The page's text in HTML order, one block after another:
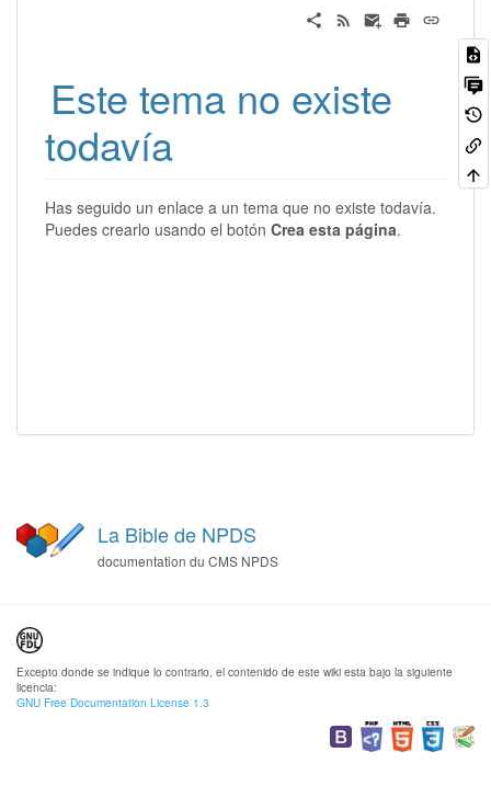
Este tema no existe
todavía
Has seguido un enlace a un tema que no existe todavía.
Puedes crearlo usando el botón Crea esta página.
La Bible de NPDS
documentation du CMS NPDS
Excepto donde se indique lo contrario, el contenido de este wiki esta bajo la siguiente
licencia:
GNU Free Documentation License 1.3